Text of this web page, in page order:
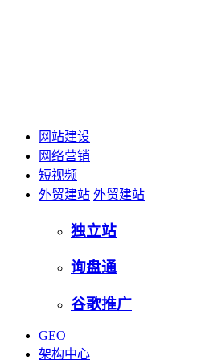
网站建设
网络营销
短视频
外贸建站 外贸建站
独立站
询盘通
谷歌推广
GEO
架构中心